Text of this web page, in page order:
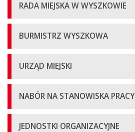
RADA MIEJSKA W WYSZKOWIE
BURMISTRZ WYSZKOWA
URZĄD MIEJSKI
NABÓR NA STANOWISKA PRACY
JEDNOSTKI ORGANIZACYJNE